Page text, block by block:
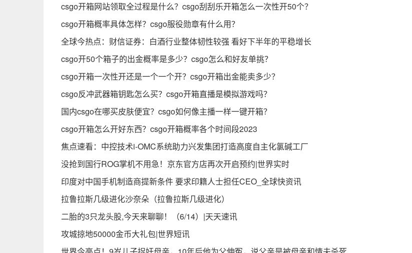
csgo开箱网站领取全过程是什么？csgo刮刮乐开箱怎么一次性开50个？
csgo开箱概率具体怎样？csgo服役勋章有什么用？
全球今热点：财信证券：白酒行业整体韧性较强 看好下半年的平稳增长
csgo开50个箱子的出金概率是多少？csgo怎么和好友单挑？
csgo开箱一次性开还是一个一个开？csgo开箱出金能卖多少？
csgo反冲武器箱钥匙怎么买？csgo开箱直播是模拟游戏吗？
国内csgo在哪买皮肤便宜？csgo如何像主播一样一键开箱？
csgo开箱怎么开好东西？csgo开箱概率各个时间段2023
焦点速看：中控技术i-OMC系统助力兴发集团打造高度自主化氯碱工厂
没抢到国行ROG掌机不用急！京东官方店再次开启预约|世界实时
印度对中国手机制造商提新条件 要求印籍人士担任CEO_全球快资讯
拉鲁拉斯几级进化沙奈朵（拉鲁拉斯几级进化）
二胎的3只龙头股,今天来聊聊！（6/14）|天天速讯
攻城掠地50000金币大礼包|世界短讯